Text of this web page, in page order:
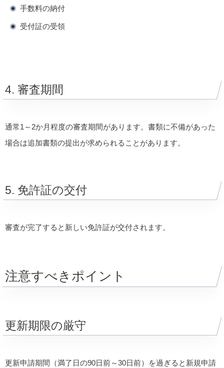
手数料の納付
受付証の受領
4. 審査期間
通常1～2か月程度の審査期間があります。書類に不備があった
場合は追加書類の提出が求められることがあります。
5. 免許証の交付
審査が完了すると新しい免許証が交付されます。
注意すべきポイント
更新期限の厳守
更新申請期間（満了日の90日前～30日前）を過ぎると新規申請